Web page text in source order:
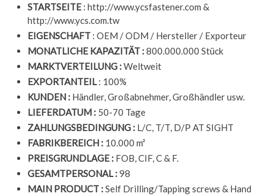
STARTSEITE : http://www.ycsfastener.com &
http://www.ycs.com.tw
EIGENSCHAFT : OEM / ODM / Hersteller / Exporteur
MONATLICHE KAPAZITÄT :800.000.000 Stück
MARKTVERTEILUNG :Weltweit
EXPORTANTEIL: 100%
KUNDEN : Händler, Großabnehmer, Großhändler usw.
LIEFERDATUM : 50-70 Tage
ZAHLUNGSBEDINGUNG : L/C, T/T, D/P AT SIGHT
FABRIKBEREICH : 10.000 m²
PREISGRUNDLAGE : FOB, CIF, C & F.
GESAMTPERSONAL :98
MAIN PRODUCT :Self Drilling/Tapping screws & Hand